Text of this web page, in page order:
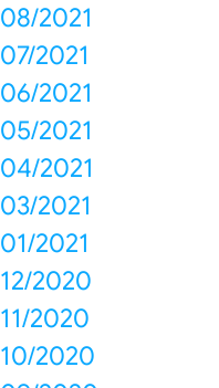
08/2021
07/2021
06/2021
05/2021
04/2021
03/2021
01/2021
12/2020
11/2020
10/2020